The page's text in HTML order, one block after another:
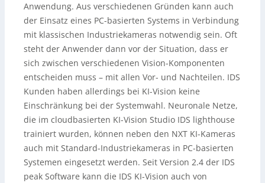
Anwendung. Aus verschiedenen Gründen kann auch
der Einsatz eines PC-basierten Systems in Verbindung
mit klassischen Industriekameras notwendig sein. Oft
steht der Anwender dann vor der Situation, dass er
sich zwischen verschiedenen Vision-Komponenten
entscheiden muss – mit allen Vor- und Nachteilen. IDS
Kunden haben allerdings bei KI-Vision keine
Einschränkung bei der Systemwahl. Neuronale Netze,
die im cloudbasierten KI-Vision Studio IDS lighthouse
trainiert wurden, können neben den NXT KI-Kameras
auch mit Standard-Industriekameras in PC-basierten
Systemen eingesetzt werden. Seit Version 2.4 der IDS
peak Software kann die IDS KI-Vision auch von